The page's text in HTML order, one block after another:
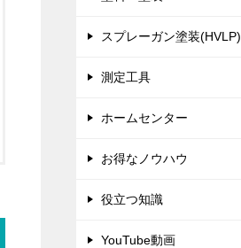
スプレーガン塗装(HVLP)
測定工具
ホームセンター
お得なノウハウ
役立つ知識
YouTube動画